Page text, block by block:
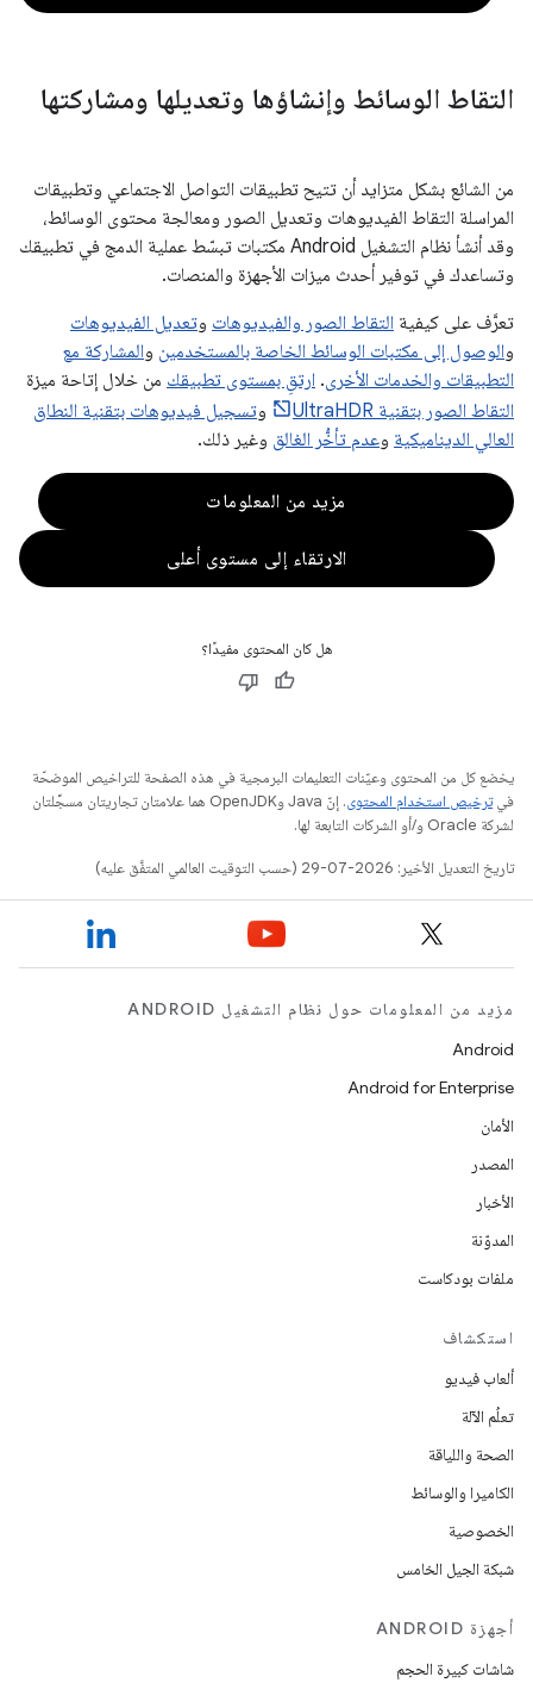
التقاط الوسائط وإنشاؤها وتعديلها ومشاركتها
من الشائع بشكل متزايد أن تتيح تطبيقات التواصل الاجتماعي وتطبيقات
المراسلة التقاط الفيديوهات وتعديل الصور ومعالجة محتوى الوسائط،
وقد أنشأ نظام التشغيل Android مكتبات تبسّط عملية الدمج في تطبيقك
وتساعدك في توفير أحدث ميزات الأجهزة والمنصات.
تعرَّف على كيفية التقاط الصور والفيديوهات وتعديل الفيديوهات
والوصول إلى مكتبات الوسائط الخاصة بالمستخدمين والمشاركة مع
التطبيقات والخدمات الأخرى. ارتقِ بمستوى تطبيقك من خلال إتاحة ميزة
التقاط الصور بتقنية UltraHDR
وتسجيل فيديوهات بتقنية النطاق
العالي الديناميكية وعدم تأخُّر الغالق وغير ذلك.
مزيد من المعلومات
الارتقاء إلى مستوى أعلى
هل كان المحتوى مفيدًا؟
يخضع كل من المحتوى وعيّنات التعليمات البرمجية في هذه الصفحة للتراخيص الموضحّة
فيترخيص استخدام المحتوى
. إنّ Java وOpenJDK هما علامتان تجاريتان مسجَّلتان
لشركة Oracle و/أو الشركات التابعة لها.
تاريخ التعديل الأخير: 2026-07-29 (حسب التوقيت العالمي المتفَّق عليه)
مزيد من المعلومات حول نظام التشغيل ANDROID
Android
Android for Enterprise
الأمان
المصدر
الأخبار
المدوّنة
ملفات بودكاست
استكشاف
ألعاب فيديو
تعلُم الآلة
الصحة واللياقة
الكاميرا والوسائط
الخصوصية
شبكة الجيل الخامس
أجهزة ANDROID
شاشات كبيرة الحجم